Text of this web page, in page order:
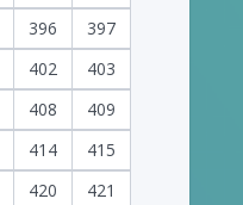
396
397
402
403
408
409
414
415
420 421